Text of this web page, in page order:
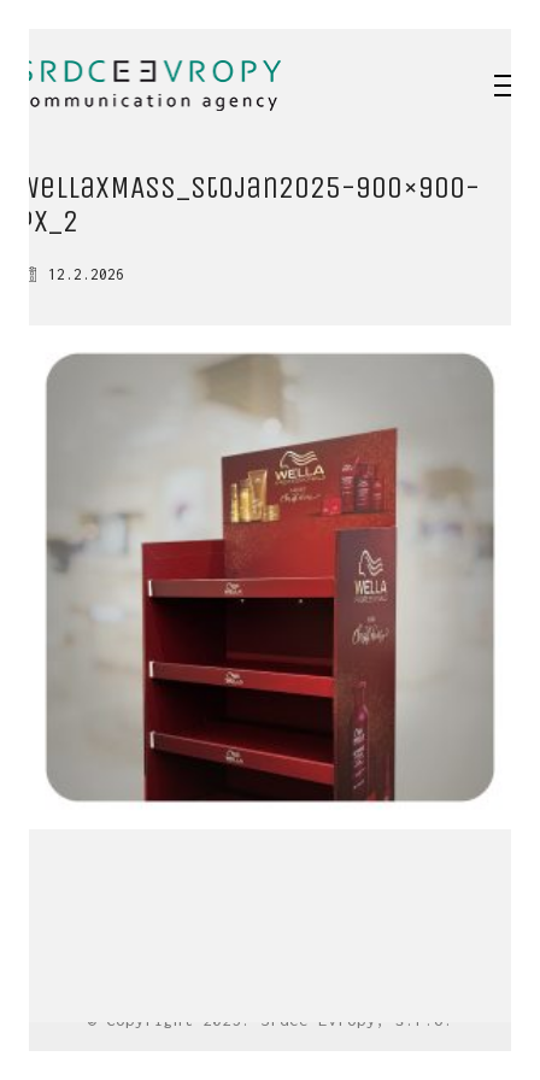
WellaXMASS_stojan2025-900×900-
px_2
12.2.2026
© Copyright 2025. Srdce Evropy, s.r.o.